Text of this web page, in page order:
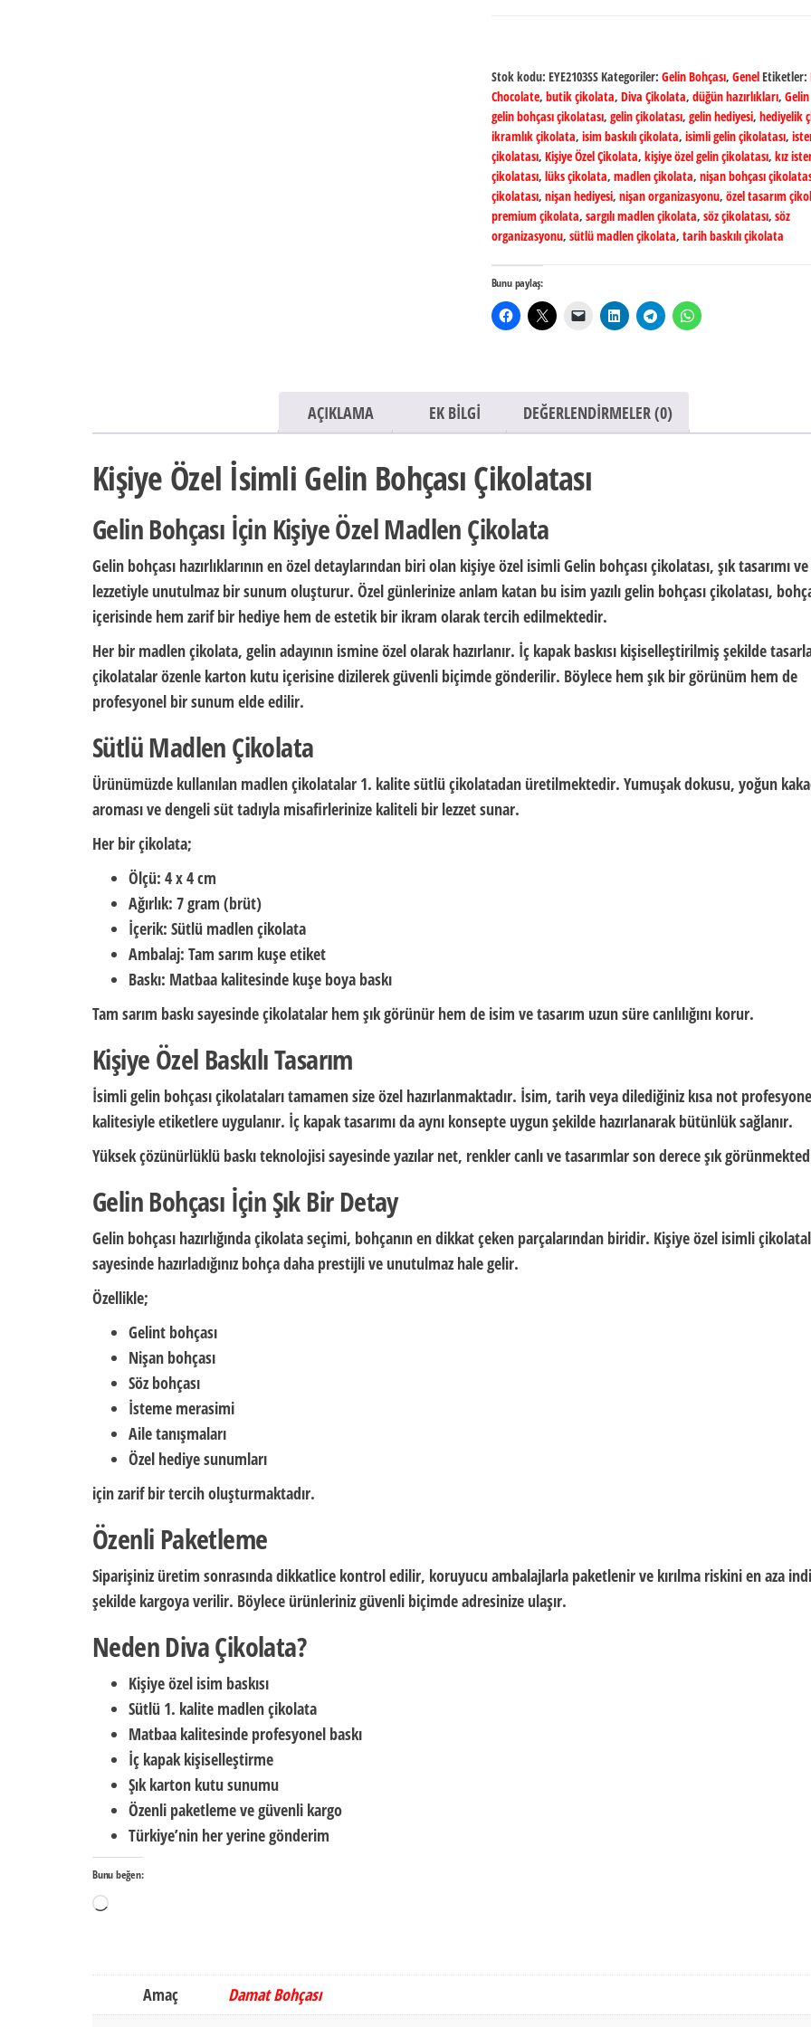
Stok kodu: EYE2103SSKategoriler: Gelin Bohçası, GenelEtiketler:
Chocolate, butik çikolata, Diva Çikolata, düğün hazırlıkları,
gelin bohçası çikolatası, gelin çikolatası, gelin hediyesi, hediyelik
ikramlık çikolata, isim baskılı çikolata, isimli gelin çikolatası,
çikolatası, Kişiye Özel Çikolata, kişiye özel gelin çikolatası, kız
çikolatası, lüks çikolata, madlen çikolata, nişan bohçası
çikolatası, nişan hediyesi, nişan organizasyonu, özel tasarım
premium çikolata, sargılı madlen çikolata, söz çikolatası, söz
organizasyonu, sütlü madlen çikolata, tarih baskılı çikolata
Bunu paylaş:
AÇIKLAMA EK BILGI DEĞERLENDIRMELER (0)
Kişiye Özel İsimli Gelin Bohçası Çikolatası
Gelin Bohçası İçin Kişiye Özel Madlen Çikolata
Gelin bohçası hazırlıklarının en özel detaylarından biri olan kişiye özel isimli Gelin bohçası çikolatası, şık tasarımı
lezzetiyle unutulmaz bir sunum oluşturur. Özel günlerinize anlam katan bu isim yazılı gelin bohçası çikolatası,
içerisinde hem zarif bir hediye hem de estetik bir ikram olarak tercih edilmektedir.
Her bir madlen çikolata, gelin adayının ismine özel olarak hazırlanır. İç kapak baskısı kişiselleştirilmiş şekilde
çikolatalar özenle karton kutu içerisine dizilerek güvenli biçimde gönderilir. Böylece hem şık bir görünüm hem de
profesyonel bir sunum elde edilir.
Sütlü Madlen Çikolata
Ürünümüzde kullanılan madlen çikolatalar 1. kalite sütlü çikolatadan üretilmektedir. Yumuşak dokusu, yoğun
aroması ve dengeli süt tadıyla misafirlerinize kaliteli bir lezzet sunar.
Her bir çikolata;
Ölçü: 4 x 4 cm
Ağırlık: 7 gram (brüt)
İçerik: Sütlü madlen çikolata
Ambalaj: Tam sarım kuşe etiket
Baskı: Matbaa kalitesinde kuşe boya baskı
Tam sarım baskı sayesinde çikolatalar hem şık görünür hem de isim ve tasarım uzun süre canlılığını korur.
Kişiye Özel Baskılı Tasarım
İsimli gelin bohçası çikolataları tamamen size özel hazırlanmaktadır. İsim, tarih veya dilediğiniz kısa not
kalitesiyle etiketlere uygulanır. İç kapak tasarımı da aynı konsepte uygun şekilde hazırlanarak bütünlük sağlanır.
Yüksek çözünürlüklü baskı teknolojisi sayesinde yazılar net, renkler canlı ve tasarımlar son derece şık
Gelin Bohçası İçin Şık Bir Detay
Gelin bohçası hazırlığında çikolata seçimi, bohçanın en dikkat çeken parçalarından biridir. Kişiye özel isimli
sayesinde hazırladığınız bohça daha prestijli ve unutulmaz hale gelir.
Özellikle;
Gelint bohçası
Nişan bohçası
Söz bohçası
İsteme merasimi
Aile tanışmaları
Özel hediye sunumları
için zarif bir tercih oluşturmaktadır.
Özenli Paketleme
Siparişiniz üretim sonrasında dikkatlice kontrol edilir, koruyucu ambalajlarla paketlenir ve kırılma riskini en aza
şekilde kargoya verilir. Böylece ürünleriniz güvenli biçimde adresinize ulaşır.
Neden Diva Çikolata?
Kişiye özel isim baskısı
Sütlü 1. kalite madlen çikolata
Matbaa kalitesinde profesyonel baskı
İç kapak kişiselleştirme
Şık karton kutu sunumu
Özenli paketleme ve güvenli kargo
Türkiye’nin her yerine gönderim
Bunu beğen:
Yükleniyor...
Amaç
Damat Bohçası